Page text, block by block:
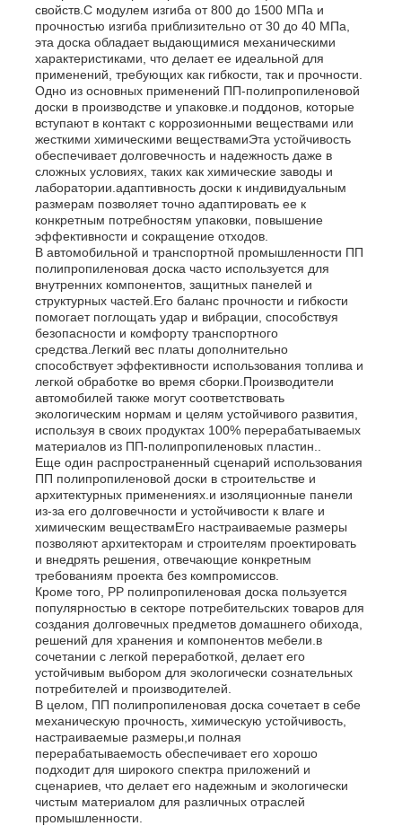
свойств.С модулем изгиба от 800 до 1500 МПа и
прочностью изгиба приблизительно от 30 до 40 МПа,
эта доска обладает выдающимися механическими
характеристиками, что делает ее идеальной для
применений, требующих как гибкости, так и прочности.
Одно из основных применений ПП-полипропиленовой
доски в производстве и упаковке.и поддонов, которые
вступают в контакт с коррозионными веществами или
жесткими химическими веществамиЭта устойчивость
обеспечивает долговечность и надежность даже в
сложных условиях, таких как химические заводы и
лаборатории.адаптивность доски к индивидуальным
размерам позволяет точно адаптировать ее к
конкретным потребностям упаковки, повышение
эффективности и сокращение отходов.
В автомобильной и транспортной промышленности ПП
полипропиленовая доска часто используется для
внутренних компонентов, защитных панелей и
структурных частей.Его баланс прочности и гибкости
помогает поглощать удар и вибрации, способствуя
безопасности и комфорту транспортного
средства.Легкий вес платы дополнительно
способствует эффективности использования топлива и
легкой обработке во время сборки.Производители
автомобилей также могут соответствовать
экологическим нормам и целям устойчивого развития,
используя в своих продуктах 100% перерабатываемых
материалов из ПП-полипропиленовых пластин..
Еще один распространенный сценарий использования
ПП полипропиленовой доски в строительстве и
архитектурных применениях.и изоляционные панели
из-за его долговечности и устойчивости к влаге и
химическим веществамЕго настраиваемые размеры
позволяют архитекторам и строителям проектировать
и внедрять решения, отвечающие конкретным
требованиям проекта без компромиссов.
Кроме того, PP полипропиленовая доска пользуется
популярностью в секторе потребительских товаров для
создания долговечных предметов домашнего обихода,
решений для хранения и компонентов мебели.в
сочетании с легкой переработкой, делает его
устойчивым выбором для экологически сознательных
потребителей и производителей.
В целом, ПП полипропиленовая доска сочетает в себе
механическую прочность, химическую устойчивость,
настраиваемые размеры,и полная
перерабатываемость обеспечивает его хорошо
подходит для широкого спектра приложений и
сценариев, что делает его надежным и экологически
чистым материалом для различных отраслей
промышленности.